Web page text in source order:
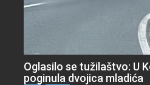
Oglasilo se tužilaštvo: U
poginula dvojica mladića